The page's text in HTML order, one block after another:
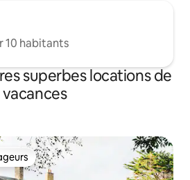
10 habitants
superbes locations de
vacances
les plus appréciés